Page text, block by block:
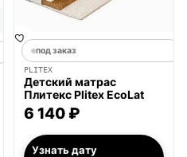
под заказ
PLITEX
Детский матрас
Плитекс Plitex EcoLat
6 140 ₽
Узнать дату